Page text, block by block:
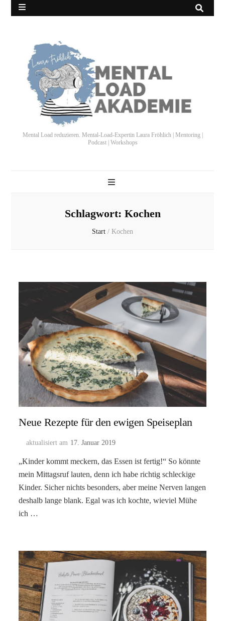
Mental Load reduzieren. Mental-Load-Expertin Laura Fröhlich | Mentoring |
Podcast | Workshops
Schlagwort: Kochen
Start / Kochen
Neue Rezepte für den ewigen Speiseplan
aktualisiert am 17. Januar 2019
„Kinder kommt meckern, das Essen ist fertig!“ So könnte
mein Mittagsruf lauten, denn ich habe richtig schleckige
Kinder. Sicher nichts besonders, aber meine Nerven langen
deshalb lange blank. Egal was ich kochte, wieviel Mühe
ich …